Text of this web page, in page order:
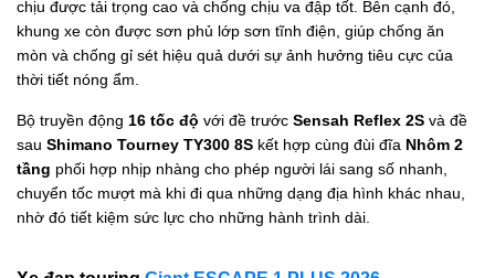
chịu được tải trọng cao và chống chịu va đập tốt. Bên cạnh đó,
khung xe còn được sơn phủ lớp sơn tĩnh điện, giúp chống ăn
mòn và chống gỉ sét hiệu quả dưới sự ảnh hưởng tiêu cực của
thời tiết nóng ẩm.
Bộ truyền động 16 tốc độ với đề trước Sensah Reflex 2S và đề
sau Shimano Tourney TY300 8S kết hợp cùng đùi đĩa Nhôm 2
tầng phối hợp nhịp nhàng cho phép người lái sang số nhanh,
chuyển tốc mượt mà khi đi qua những dạng địa hình khác nhau,
nhờ đó tiết kiệm sức lực cho những hành trình dài.